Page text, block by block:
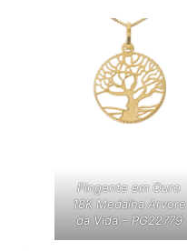
Pingente em Ouro
18K Medalha Arvore
da Vida – PG22779